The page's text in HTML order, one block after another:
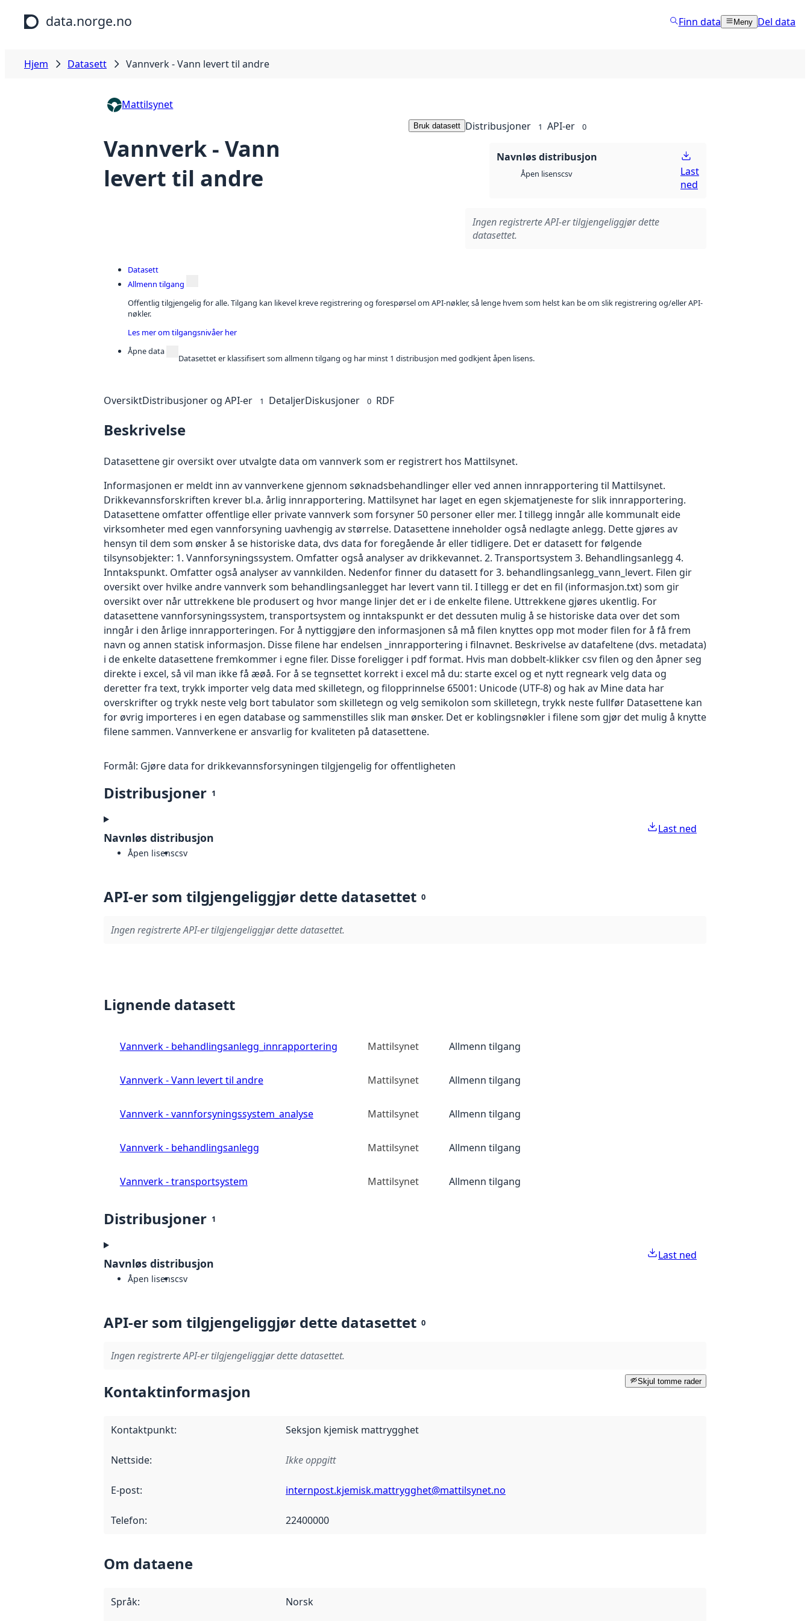
Hopp til hovedinnhold
data.norge.no Finn data Meny Del data
Hjem Datasett Vannverk - Vann levert til andre
Mattilsynet
Vannverk - Vann
levert til andre
Bruk datasett Distribusjoner 1 API-er 0
Navnløs distribusjon
Åpen lisenscsv
Last
ned
Ingen registrerte API-er tilgjengeliggjør dette
datasettet.
Datasett
Allmenn tilgang
Offentlig tilgjengelig for alle. Tilgang kan likevel kreve registrering og forespørsel om API-nøkler, så lenge hvem som helst kan be om slik registrering og/eller API-
nøkler.
Les mer om tilgangsnivåer her
Åpne data
Datasettet er klassifisert som allmenn tilgang og har minst 1 distribusjon med godkjent åpen lisens.
OversiktDistribusjoner og API-er 1 DetaljerDiskusjoner 0 RDF
Beskrivelse
Datasettene gir oversikt over utvalgte data om vannverk som er registrert hos Mattilsynet.
Informasjonen er meldt inn av vannverkene gjennom søknadsbehandlinger eller ved annen innrapportering til Mattilsynet.
Drikkevannsforskriften krever bl.a. årlig innrapportering. Mattilsynet har laget en egen skjematjeneste for slik innrapportering.
Datasettene omfatter offentlige eller private vannverk som forsyner 50 personer eller mer. I tillegg inngår alle kommunalt eide
virksomheter med egen vannforsyning uavhengig av størrelse. Datasettene inneholder også nedlagte anlegg. Dette gjøres av
hensyn til dem som ønsker å se historiske data, dvs data for foregående år eller tidligere. Det er datasett for følgende
tilsynsobjekter: 1. Vannforsyningssystem. Omfatter også analyser av drikkevannet. 2. Transportsystem 3. Behandlingsanlegg 4.
Inntakspunkt. Omfatter også analyser av vannkilden. Nedenfor finner du datasett for 3. behandlingsanlegg_vann_levert. Filen gir
oversikt over hvilke andre vannverk som behandlingsanlegget har levert vann til. I tillegg er det en fil (informasjon.txt) som gir
oversikt over når uttrekkene ble produsert og hvor mange linjer det er i de enkelte filene. Uttrekkene gjøres ukentlig. For
datasettene vannforsyningssystem, transportsystem og inntakspunkt er det dessuten mulig å se historiske data over det som
inngår i den årlige innrapporteringen. For å nyttiggjøre den informasjonen så må filen knyttes opp mot moder filen for å få frem
navn og annen statisk informasjon. Disse filene har endelsen _innrapportering i filnavnet. Beskrivelse av datafeltene (dvs. metadata)
i de enkelte datasettene fremkommer i egne filer. Disse foreligger i pdf format. Hvis man dobbelt-klikker csv filen og den åpner seg
direkte i excel, så vil man ikke få æøå. For å se tegnsettet korrekt i excel må du: starte excel og et nytt regneark velg data og
deretter fra text, trykk importer velg data med skilletegn, og filopprinnelse 65001: Unicode (UTF-8) og hak av Mine data har
overskrifter og trykk neste velg bort tabulator som skilletegn og velg semikolon som skilletegn, trykk neste fullfør Datasettene kan
for øvrig importeres i en egen database og sammenstilles slik man ønsker. Det er koblingsnøkler i filene som gjør det mulig å knytte
filene sammen. Vannverkene er ansvarlig for kvaliteten på datasettene.
Formål: Gjøre data for drikkevannsforsyningen tilgjengelig for offentligheten
Distribusjoner 1
Navnløs distribusjon
Åpen lisenscsv
Last ned
API-er som tilgjengeliggjør dette datasettet 0
Ingen registrerte API-er tilgjengeliggjør dette datasettet.
Lignende datasett
Vannverk - behandlingsanlegg_innrapportering Mattilsynet Allmenn tilgang
Vannverk - Vann levert til andre Mattilsynet Allmenn tilgang
Vannverk - vannforsyningssystem_analyse Mattilsynet Allmenn tilgang
Vannverk - behandlingsanlegg Mattilsynet Allmenn tilgang
Vannverk - transportsystem Mattilsynet Allmenn tilgang
Distribusjoner 1
Navnløs distribusjon
Åpen lisenscsv
Last ned
API-er som tilgjengeliggjør dette datasettet 0
Ingen registrerte API-er tilgjengeliggjør dette datasettet.
Skjul tomme rader
Kontaktinformasjon
Kontaktpunkt: Seksjon kjemisk mattrygghet
Nettside: Ikke oppgitt
E-post: internpost.kjemisk.mattrygghet@mattilsynet.no
Telefon: 22400000
Om dataene
Språk: Norsk